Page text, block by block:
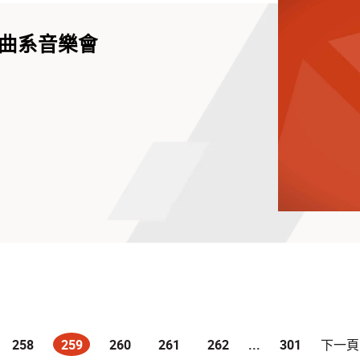
系音樂會
258 259
(current)260 261 262 ... 301 下一頁